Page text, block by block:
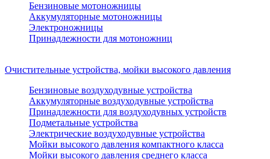
Бензиновые мотоножницы
Аккумуляторные мотоножницы
Электроножницы
Принадлежности для мотоножниц
Очистительные устройства, мойки высокого давления
Бензиновые воздуходувные устройства
Аккумуляторные воздуходувные устройства
Принадлежности для воздуходувных устройств
Подметальные устройства
Электрические воздуходувные устройства
Мойки высокого давления компактного класса
Мойки высокого давления среднего класса